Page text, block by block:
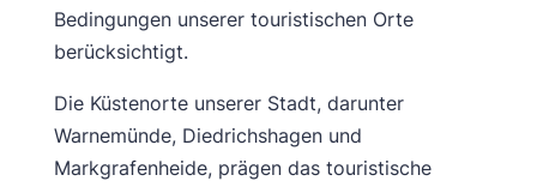
Bedingungen unserer touristischen Orte
berücksichtigt.
Die Küstenorte unserer Stadt, darunter
Warnemünde, Diedrichshagen und
Markgrafenheide, prägen das touristische